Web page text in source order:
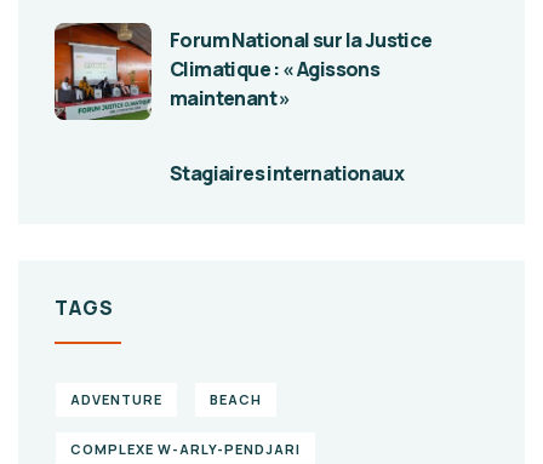
Forum National sur la Justice
Climatique : « Agissons
maintenant »
Stagiaires internationaux
TAGS
ADVENTURE BEACH
COMPLEXE W-ARLY-PENDJARI